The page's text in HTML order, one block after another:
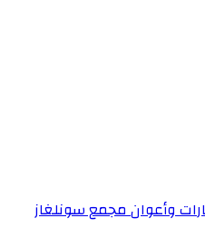
وأعوان مجمع سونلغاز